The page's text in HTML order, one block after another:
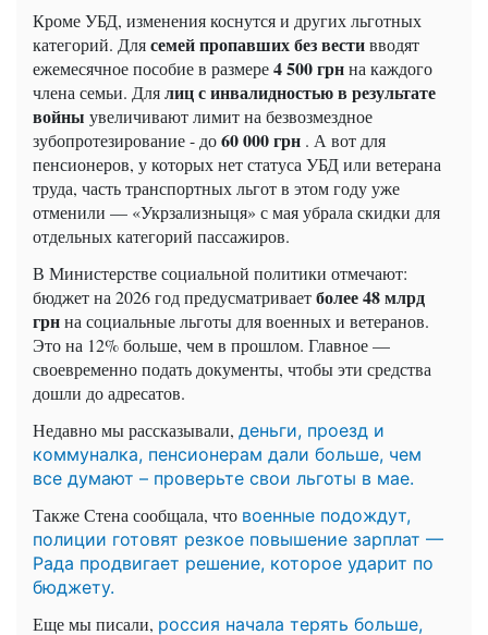
Кроме УБД, изменения коснутся и других льготных
категорий. Длясемей пропавших без вестивводят
ежемесячное пособие в размере4 500 грнна каждого
члена семьи. Длялиц с инвалидностью в результате
войны увеличивают лимит на безвозмездное
зубопротезирование - до60 000 грн . А вот для
пенсионеров, у которых нет статуса УБД или ветерана
труда, часть транспортных льгот в этом году уже
отменили — «Укрзализныця» с мая убрала скидки для
отдельных категорий пассажиров.
В Министерстве социальной политики отмечают:
бюджет на 2026 год предусматриваетболее 48 млрд
грнна социальные льготы для военных и ветеранов.
Это на 12% больше, чем в прошлом. Главное —
своевременно подать документы, чтобы эти средства
дошли до адресатов.
Недавно мы рассказывали, деньги, проезд и
коммуналка, пенсионерам дали больше, чем
все думают – проверьте свои льготы в мае.
Также Стена сообщала, что военные подождут,
полиции готовят резкое повышение зарплат —
Рада продвигает решение, которое ударит по
бюджету.
Еще мы писали, россия начала терять больше,